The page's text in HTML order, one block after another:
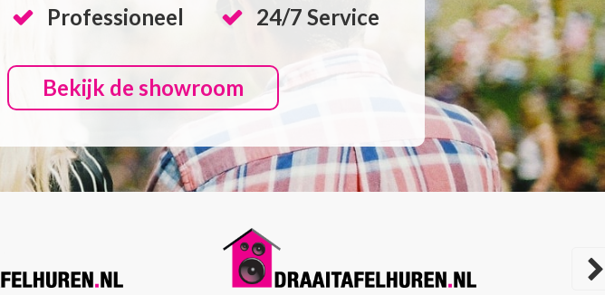
Professioneel 24/7 Service
Bekijk de showroom